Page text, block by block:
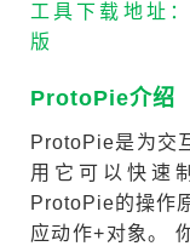
工具下载地址：
版
ProtoPie介绍
ProtoPie是为交
用它可以快速
ProtoPie的操作
应动作+对象。